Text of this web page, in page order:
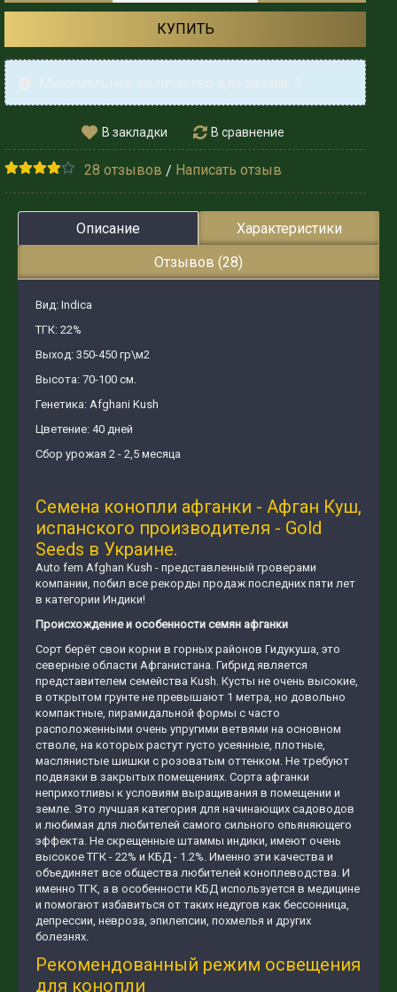
КУПИТЬ
В закладки В сравнение
28 отзывов / Написать отзыв
Описание
Характеристики
Отзывов (28)
Вид: Indica
ТГК: 22%
Выход: 350-450 гр\м2
Высота: 70-100 см.
Генетика: Afghani Kush
Цветение: 40 дней
Сбор урожая 2 - 2,5 месяца
Семена конопли афганки - Афган Куш,
испанского производителя - Gold
Seeds в Украине.
Auto fem Afghan Kush - представленный гроверами
компании, побил все рекорды продаж последних пяти лет
в категории Индики!
Происхождение и особенности семян афганки
Сорт берёт свои корни в горных районов Гидукуша, это
северные области Афганистана. Гибрид является
представителем семейства Kush. Кусты не очень высокие,
в открытом грунте не превышают 1 метра, но довольно
компактные, пирамидальной формы с часто
расположенными очень упругими ветвями на основном
стволе, на которых растут густо усеянные, плотные,
маслянистые шишки с розоватым оттенком. Не требуют
подвязки в закрытых помещениях. Сорта афганки
неприхотливы к условиям выращивания в помещении и
земле. Это лучшая категория для начинающих садоводов
и любимая для любителей самого сильного опьяняющего
эффекта. Не скрещенные штаммы индики, имеют очень
высокое ТГК - 22% и КБД - 1.2%. Именно эти качества и
объединяет все общества любителей коноплеводства. И
именно ТГК, а в особенности КБД используется в медицине
и помогают избавиться от таких недугов как бессонница,
депрессии, невроза, эпилепсии, похмелья и других
болезнях.
Рекомендованный режим освещения
для конопли